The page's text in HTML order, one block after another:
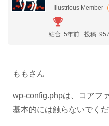
Illustrious Member
結合: 5年前 投稿:
ももさん
wp-config.phpは、コアフ
基本的には触らないでくだ